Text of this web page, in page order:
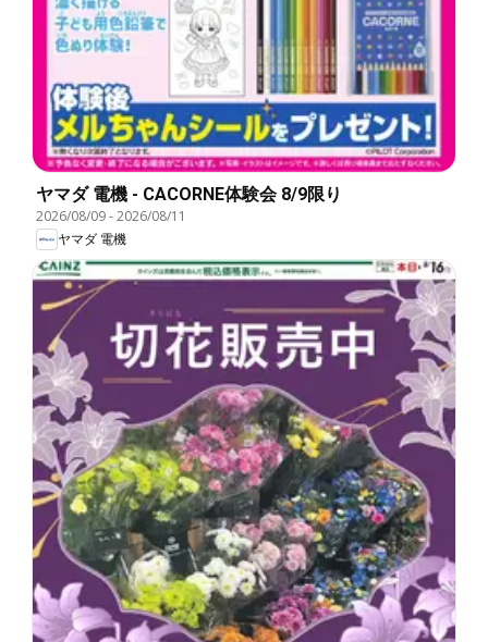
ヤマダ 電機 - CACORNE体験会 8/9限り
2026/08/09-2026/08/11
ヤマダ 電機